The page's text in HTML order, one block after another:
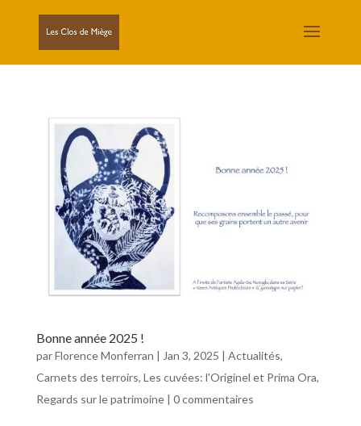
Bonne année 2025 !
parFlorence Monferran | Jan 3, 2025 | Actualités,
Carnets des terroirs, Les cuvées: l'Originel et Prima Ora,
Regards sur le patrimoine| 0 commentaires